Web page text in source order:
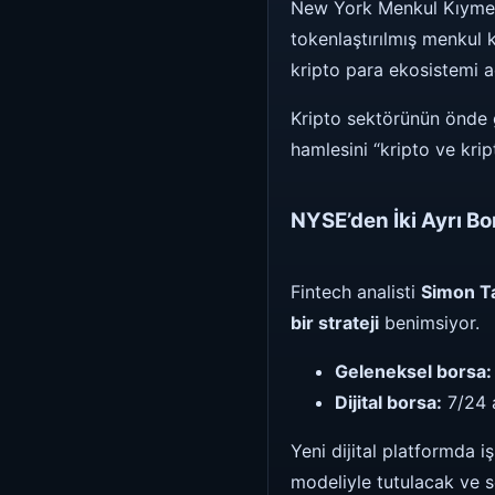
New York Menkul
tokenlaştırılmış
kripto para ekosistemi
Kripto sektörünün önde
hamlesini “kripto ve
NYSE’den İki Ayrı
Fintech analisti Simon
bir strateji benimsiyor.
Geleneksel borsa:
Dijital borsa: 7/24
Yeni dijital platformda
modeliyle tutulacak ve